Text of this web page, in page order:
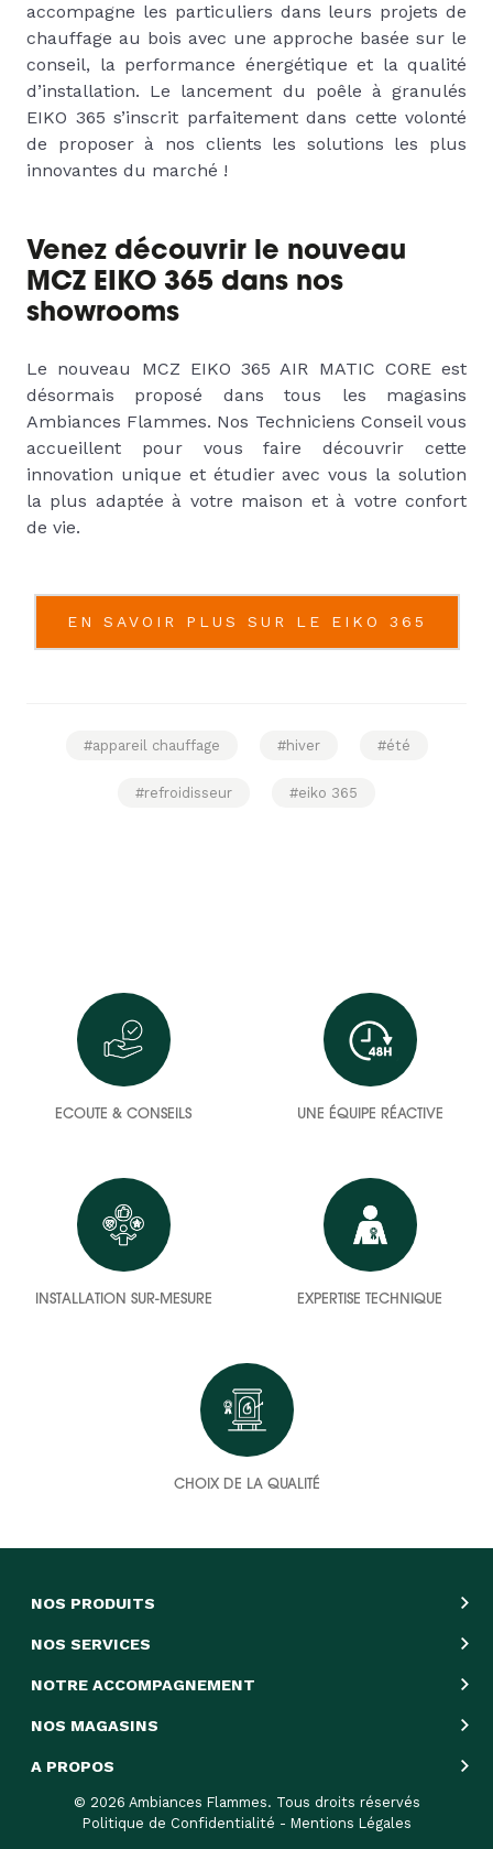
accompagne les particuliers dans leurs projets de
chauffage au bois avec une approche basée sur le
conseil, la performance énergétique et la qualité
d’installation. Le lancement du poêle à granulés
EIKO 365 s’inscrit parfaitement dans cette volonté
de proposer à nos clients les solutions les plus
innovantes du marché !
Venez découvrir le nouveau
MCZ EIKO 365 dans nos
showrooms
Le nouveau MCZ EIKO 365 AIR MATIC CORE est
désormais proposé dans tous les magasins
Ambiances Flammes. Nos Techniciens Conseil vous
accueillent pour vous faire découvrir cette
innovation unique et étudier avec vous la solution
la plus adaptée à votre maison et à votre confort
de vie.
EN SAVOIR PLUS SUR LE EIKO 365
#appareil chauffage #hiver #été
#refroidisseur #eiko 365
ECOUTE & CONSEILS UNE ÉQUIPE RÉACTIVE
INSTALLATION SUR-MESURE EXPERTISE TECHNIQUE
CHOIX DE LA QUALITÉ
NOS PRODUITS
NOS SERVICES
NOTRE ACCOMPAGNEMENT
NOS MAGASINS
A PROPOS
© 2026 Ambiances Flammes. Tous droits réservés
Politique de Confidentialité - Mentions Légales